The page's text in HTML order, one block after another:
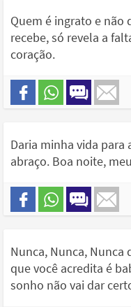
Quem é ingrato e não
recebe, só revela a
coração.
Daria minha vida
abraço. Boa noite,
Nunca, Nunca,
que você acredita é
sonho não vai dar